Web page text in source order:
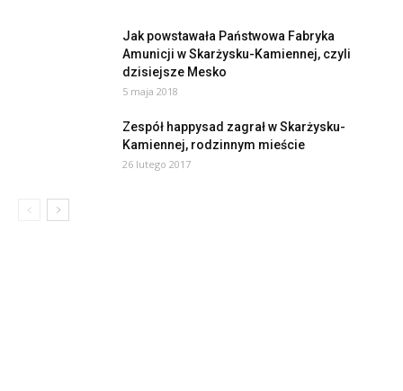
Jak powstawała Państwowa Fabryka
Amunicji w Skarżysku-Kamiennej, czyli
dzisiejsze Mesko
5 maja 2018
Zespół happysad zagrał w Skarżysku-
Kamiennej, rodzinnym mieście
26 lutego 2017